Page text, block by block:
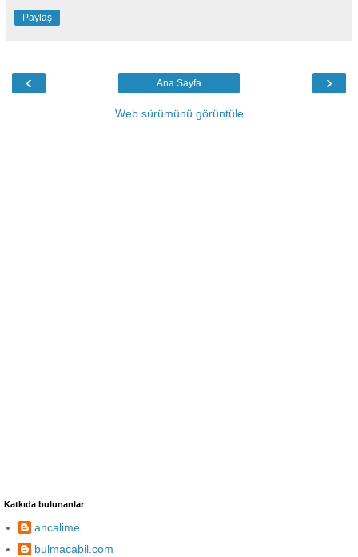
Paylaş
‹ ›
Ana Sayfa
Web sürümünü görüntüle
Katkıda bulunanlar
ancalime
bulmacabil.com